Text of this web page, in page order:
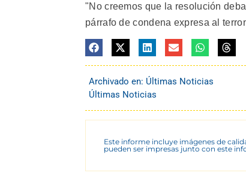
"No creemos que la resolución
párrafo de condena expresa al
Archivado en: Últimas Noticias
Últimas Noticias
Este informe incluye imágenes de
pueden ser impresas junto con este